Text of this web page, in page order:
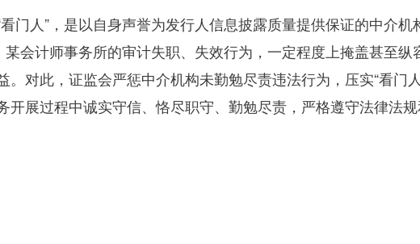
门人”，是以自身声誉为发行人信息披露质量提供保证的中介
会计师事务所的审计失职、失效行为，一定程度上掩盖甚至
对此，证监会严惩中介机构未勤勉尽责违法行为，压实“看门
展过程中诚实守信、恪尽职守、勤勉尽责，严格遵守法律法